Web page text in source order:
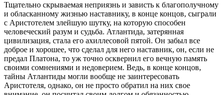
Тщательно скрываемая неприязнь и зависть к благополучному
и обласканному жизнью наставнику, в конце концов, сыграли
с Аристотелем злейшую шутку, на которую способен
человеческий разум и судьба. Атлантида, затерянная
цивилизация, стала его ахиллесовой пятой. Он забыл все
доброе и хорошее, что сделал для него наставник, он, если не
предал Платона, то уж точно осквернил его вечную память
своими сомнениями и недоверием. Ведь, в конце концов,
тайны Атлантиды могли вообще не заинтересовать
Аристотеля, однако, он не просто обратил на них свое